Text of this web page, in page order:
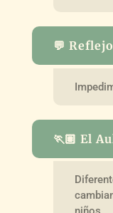
💬
🏃🏽 El